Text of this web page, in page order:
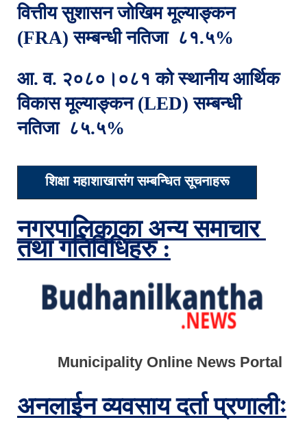
वित्तीय सुशासन जोखिम मूल्याङ्कन
(FRA) सम्बन्धी नतिजा  ८१.५%
आ. व. २०८०।०८१ को स्थानीय आर्थिक
विकास मूल्याङ्कन (LED) सम्बन्धी
नतिजा  ८५.५%
शिक्षा महाशाखासंग सम्बन्धित सूचनाहरू
नगरपालिकाका अन्य समाचार
तथा गतिविधिहरु :
Municipality Online News Portal
अनलाईन व्यवसाय दर्ता प्रणालीः